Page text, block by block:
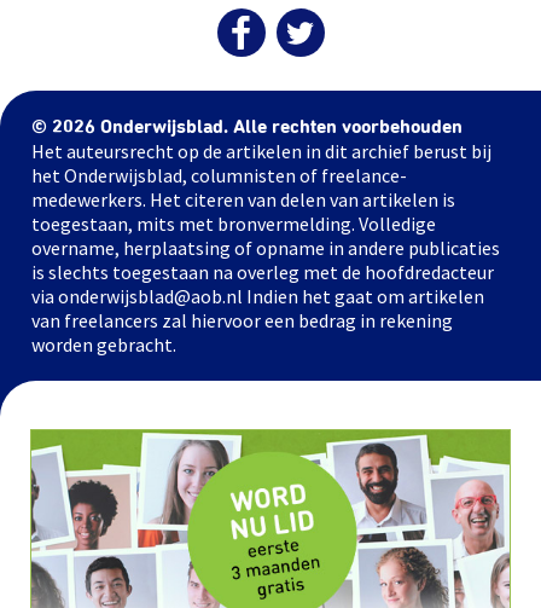
© 2026 Onderwijsblad. Alle rechten voorbehouden
Het auteursrecht op de artikelen in dit archief berust bij
het Onderwijsblad, columnisten of freelance-
medewerkers. Het citeren van delen van artikelen is
toegestaan, mits met bronvermelding. Volledige
overname, herplaatsing of opname in andere publicaties
is slechts toegestaan na overleg met de hoofdredacteur
via onderwijsblad@aob.nl Indien het gaat om artikelen
van freelancers zal hiervoor een bedrag in rekening
worden gebracht.